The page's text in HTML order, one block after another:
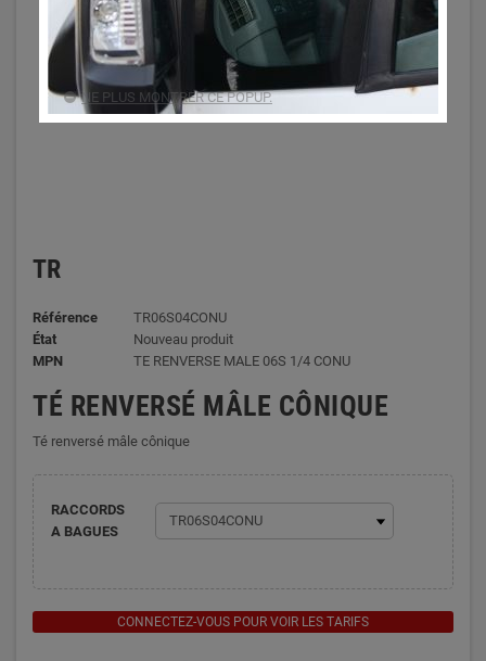
TR
Référence
TR06S04CONU
État
Nouveau produit
MPN
TE RENVERSE MALE 06S 1/4 CONU
TÉ RENVERSÉ MÂLE CÔNIQUE
Té renversé mâle cônique
RACCORDS
A BAGUES
CONNECTEZ-VOUS POUR VOIR LES TARIFS
NE PLUS MONTRER CE POPUP.